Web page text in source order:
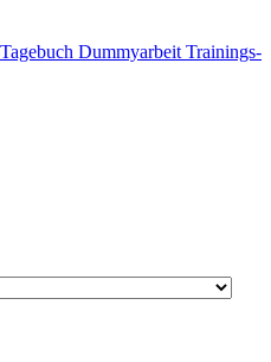
Dummyarbeit Trainings-